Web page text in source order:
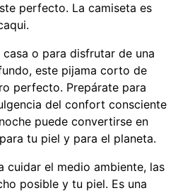
perfecto. La camiseta es
o para disfrutar de una
este pijama corto de
perfecto. Prepárate para
del confort consciente
puede convertirse en
tu piel y para el planeta.
cuidar el medio ambiente, las
posible y tu piel. Es una